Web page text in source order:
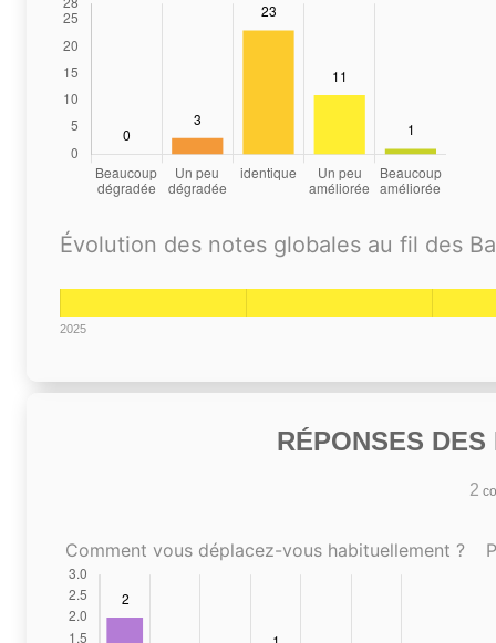
Évolution des notes globales au fil des
2025
RÉPONSES
2
Comment vous déplacez-vous habituellement ?